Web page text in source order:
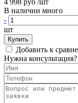
В наличии много
-
шт
Купить
Добавить к
Нужна